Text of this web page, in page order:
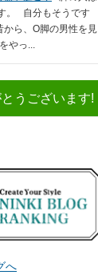
。 自分もそうです
ら、O脚の男性を見
やっ...
うございます!
へ